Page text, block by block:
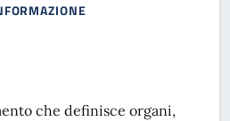
che definisce organi,